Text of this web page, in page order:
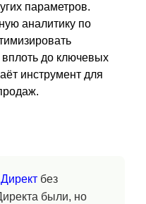
параметров.
аналитику по
до ключевых
инструмент для
без
были, но